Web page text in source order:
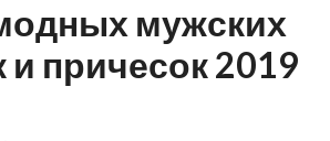
мужских
и причесок 2019